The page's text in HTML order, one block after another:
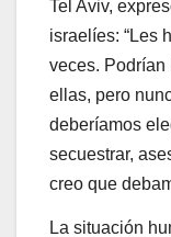
Tel Aviv,
israelíes: “Les
veces. Podrían
ellas, pero
deberíamos
secuestrar,
creo que
La situación